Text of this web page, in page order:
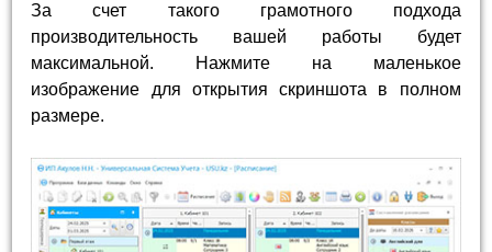
За счет такого грамотного подхода
производительность вашей работы будет
максимальной. Нажмите на маленькое
изображение для открытия скриншота в полном
размере.